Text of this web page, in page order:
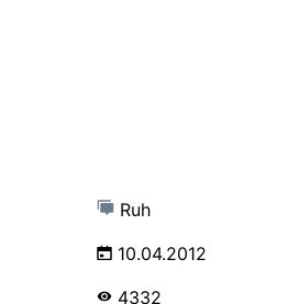
Ruh
10.04.2012
4332